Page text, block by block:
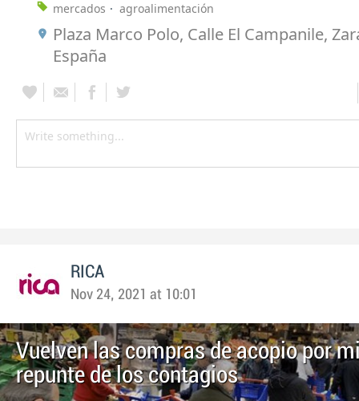
mercados
agroalimentación
Plaza Marco Polo, Calle El Campanile,
España
RICA
Nov 24, 2021 at 10:01
Vuelven las compras de acopio por
repunte de los contagios